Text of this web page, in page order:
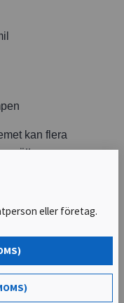
eller företag.
kan flera
ersättas.
behöver de